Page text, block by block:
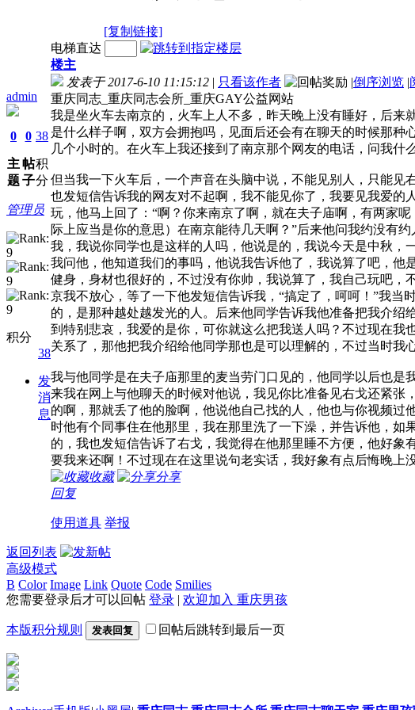
[复制链接]
admin
0
主
题
0
帖
子
38
积
分
管理员
积分
38
发
消
息
电梯直达
楼主
发表于 2017-6-10 11:15:12 | 只看该作者 |倒序浏览 |
重庆同志_重庆同志会所_重庆GAY公益网站
我是坐火车去南京的，火车上人不多，昨天晚上没有睡好，后
是什么样子啊，双方会拥抱吗，见面后还会有在聊天的时候那
几个小时的。在火车上我还接到了南京那个网友的电话，问我
但当我一下火车后，一个声音在头脑中说，不能见别人，只能
也发短信告诉我的网友对不起啊，我不能见你了，我要见我爱
玩，他马上回了：“啊？你来南京了啊，就在夫子庙啊，有两家
际上应当是你的意思）在南京能待几天啊？”后来他问我约没有
我，我说你同学也是这样的人吗，他说是的，我说今天是中秋，
我问他，他知道我们的事吗，他说我告诉他了，我说算了吧，
健身，身材也很好的，不过没有你帅，我说算了，我自己玩吧
京我不放心，等了一下他发短信告诉我，“搞定了，呵呵！”我
的，是那种越处越发光的人。后来他同学告诉我他准备把我介
到特别悲哀，我爱的是你，可你就这么把我送人吗？不过现在
关系了，那他把我介绍给他同学那也是可以理解的，不过当时我
我与他同学是在夫子庙那里的麦当劳门口见的，他同学以后也
来我在网上与他聊天的时候对他说，我见你比准备见右戈还紧
的啊，那就丢了他的脸啊，他说他自己找的人，他也与你视频
时他有个同事住在他那里，我在那里洗了一下澡，并告诉他，
的，我也发短信告诉了右戈，我觉得在他那里睡不方便，他好
要我来还啊！不过现在在这里说句老实话，我好象有点后悔晚上
收藏
分享
回复
使用道具 举报
返回列表
高级模式
B Color Image Link Quote Code Smilies
您需要登录后才可以回帖 登录 | 欢迎加入 重庆男孩
本版积分规则 发表回复 回帖后跳转到最后一页